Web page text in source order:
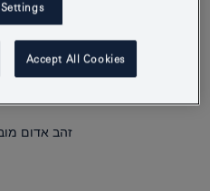
זהב אדום
Accept All Cookies